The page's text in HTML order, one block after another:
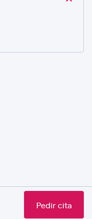
Pedir cita